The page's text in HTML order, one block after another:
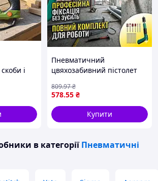
і
Пневматичний
цвяхозабивний пістолет
опоряджувальних робіт і
меблів бірюзовий легкий
корпус 5016_Ave
578.55 ₴
809.97₴
Купити
в категорії Пневматичні